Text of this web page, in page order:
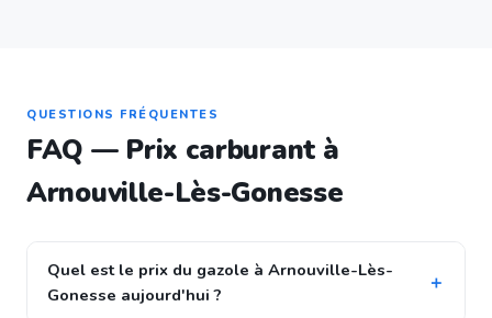
QUESTIONS FRÉQUENTES
FAQ — Prix carburant à
Arnouville-Lès-Gonesse
Quel est le prix du gazole à Arnouville-Lès-
Gonesse aujourd'hui ?